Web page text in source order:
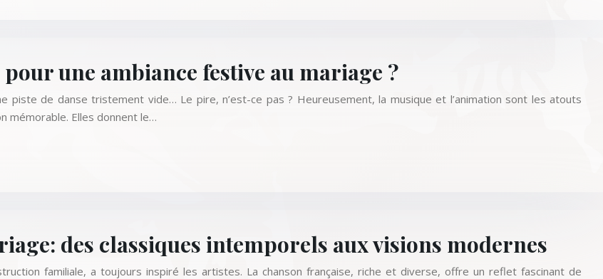
une ambiance festive au mariage ?
piste de danse tristement vide… Le pire, n’est-ce pas ? Heureusement, la musique et l’animation sont les atouts
mémorable. Elles donnent le…
des classiques intemporels aux visions modernes
familiale, a toujours inspiré les artistes. La chanson française, riche et diverse, offre un reflet fascinant de